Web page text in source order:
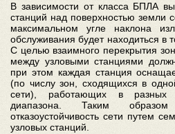
В зависимости от класса БПЛА
станций над поверхностью земли
максимальном угле наклона
обслуживания будет находиться в
С целью взаимного перекрытия
между узловыми станциями
при этом каждая станция
(по числу зон, сходящихся в
сети), работающих в разных
диапазона. Таким образом
отказоустойчивость сети путем
узловых станций.